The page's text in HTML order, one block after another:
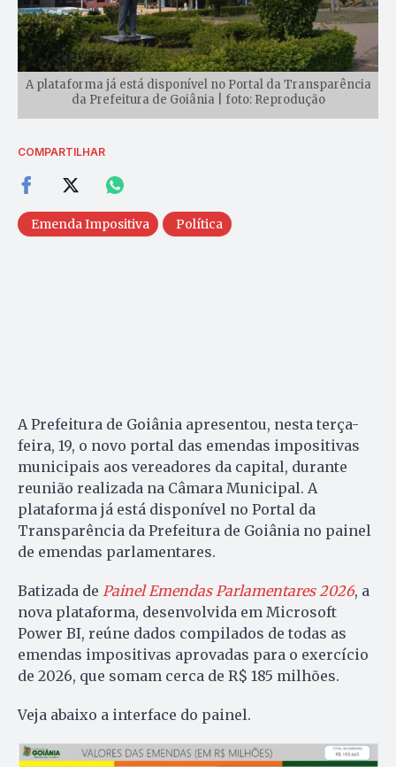
A plataforma já está disponível no Portal da Transparência
da Prefeitura de Goiânia | foto: Reprodução
COMPARTILHAR
Emenda Impositiva Política
A Prefeitura de Goiânia apresentou, nesta terça-
feira, 19, o novo portal das emendas impositivas
municipais aos vereadores da capital, durante
reunião realizada na Câmara Municipal. A
plataforma já está disponível no Portal da
Transparência da Prefeitura de Goiânia no painel
de emendas parlamentares.
Batizada de Painel Emendas Parlamentares 2026, a
nova plataforma, desenvolvida em Microsoft
Power BI, reúne dados compilados de todas as
emendas impositivas aprovadas para o exercício
de 2026, que somam cerca de R$ 185 milhões.
Veja abaixo a interface do painel.